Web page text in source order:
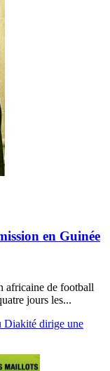
en Guinée
africaine de football
jours les...
Diakité dirige une